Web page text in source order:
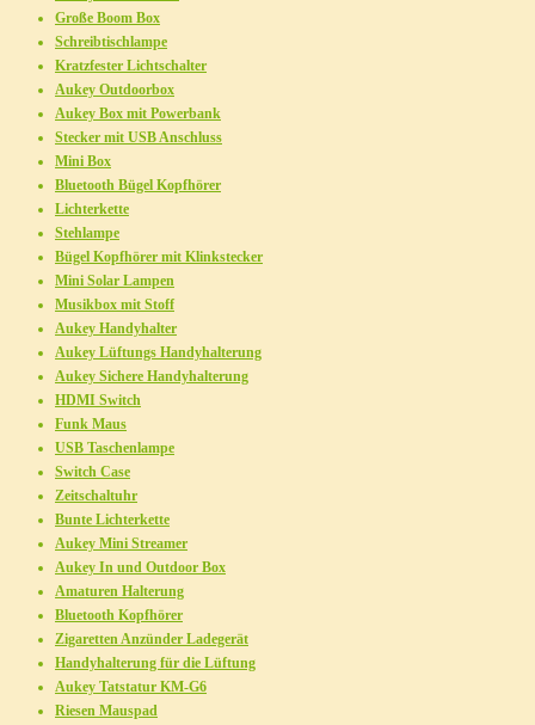
Große Boom Box
Schreibtischlampe
Kratzfester Lichtschalter
Aukey Outdoorbox
Aukey Box mit Powerbank
Stecker mit USB Anschluss
Mini Box
Bluetooth Bügel Kopfhörer
Lichterkette
Stehlampe
Bügel Kopfhörer mit Klinkstecker
Mini Solar Lampen
Musikbox mit Stoff
Aukey Handyhalter
Aukey Lüftungs Handyhalterung
Aukey Sichere Handyhalterung
HDMI Switch
Funk Maus
USB Taschenlampe
Switch Case
Zeitschaltuhr
Bunte Lichterkette
Aukey Mini Streamer
Aukey In und Outdoor Box
Amaturen Halterung
Bluetooth Kopfhörer
Zigaretten Anzünder Ladegerät
Handyhalterung für die Lüftung
Aukey Tatstatur KM-G6
Riesen Mauspad